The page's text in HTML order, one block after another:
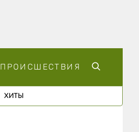
ПРОИСШЕСТВИЯ
ХИТЫ